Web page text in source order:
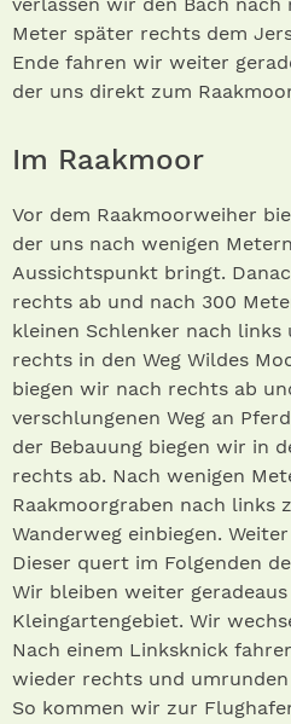
verlassen wir den Bach
Meter später rechts dem
Ende fahren wir weiter
der uns direkt zum
Im Raakmoor
Vor dem Raakmoorweiher
der uns nach wenigen
Aussichtspunkt bringt.
rechts ab und nach 300
kleinen Schlenker nach links
rechts in den Weg Wildes
biegen wir nach rechts ab
verschlungenen Weg an
der Bebauung biegen wir in
rechts ab. Nach wenigen
Raakmoorgraben nach links
Wanderweg einbiegen.
Dieser quert im Folgenden
Wir bleiben weiter
Kleingartengebiet. Wir
Nach einem Linksknick
wieder rechts und
So kommen wir zur